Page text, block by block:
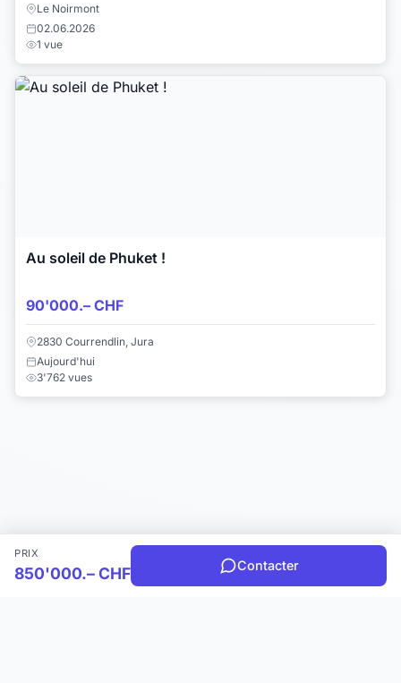
Le Noirmont
02.06.2026
1 vue
Au soleil de Phuket !
90'000.– CHF
2830 Courrendlin, Jura
Aujourd'hui
3'762 vues
PRIX
850'000.– CHF Contacter